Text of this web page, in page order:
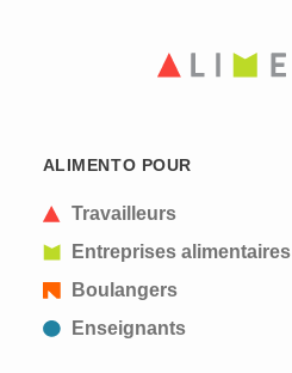
ALIMENTO POUR
Travailleurs
Entreprises alimentaires
Boulangers
Enseignants